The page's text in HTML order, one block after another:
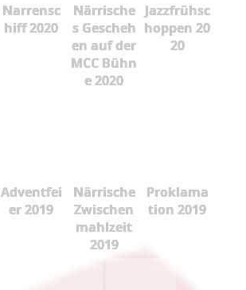
Narrensc
hiff 2020
Närrische
s Gescheh
en auf der
MCC Bühn
e 2020
Jazzfrühsc
hoppen 20
20
Adventfei
er 2019
Närrische
Zwischen
mahlzeit
2019
Proklama
tion 2019